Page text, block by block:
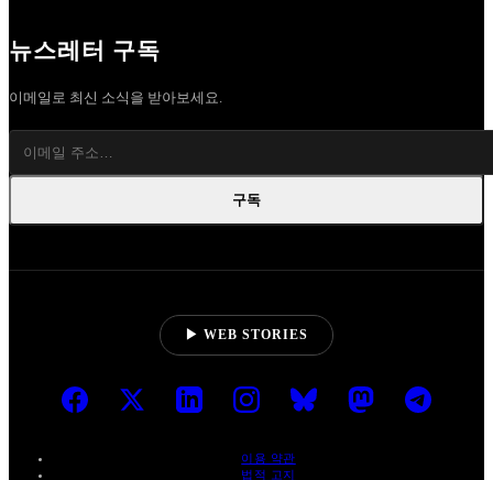
뉴스레터 구독
이메일로 최신 소식을 받아보세요.
구독
▶ WEB STORIES
이용 약관
법적 고지